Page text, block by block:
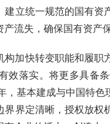
立统一规范的国有资
流失，确保国有资产
构加快转变职能和履
效落实。将更多具备
，基本建成与中国特色
界定清晰，授权放